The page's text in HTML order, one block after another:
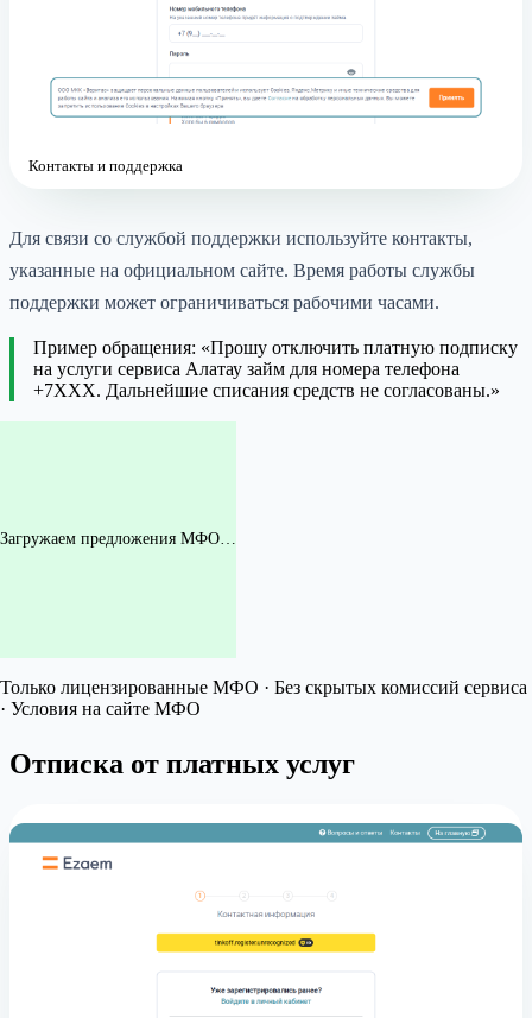
Контакты и поддержка
Для связи со службой поддержки используйте контакты,
указанные на официальном сайте. Время работы службы
поддержки может ограничиваться рабочими часами.
Пример обращения: «Прошу отключить платную подписку
на услуги сервиса Алатау займ для номера телефона
+7XXX. Дальнейшие списания средств не согласованы.»
Загружаем предложения МФО…
Только лицензированные МФО · Без скрытых комиссий сервиса
· Условия на сайте МФО
Отписка от платных услуг